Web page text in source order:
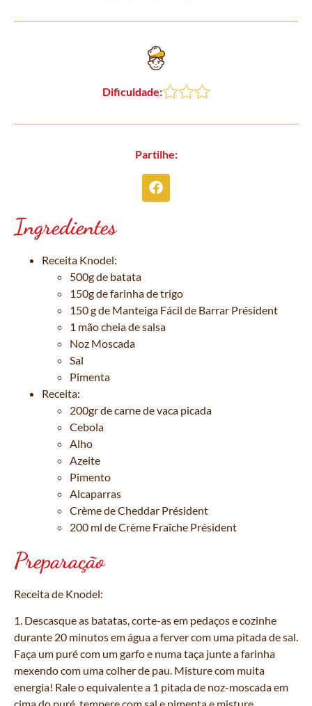
Dificuldade:
Partilhe:
Ingredientes
Receita Knodel:
500g de batata
150g de farinha de trigo
150 g de Manteiga Fácil de Barrar Président
1 mão cheia de salsa
Noz Moscada
Sal
Pimenta
Receita:
200gr de carne de vaca picada
Cebola
Alho
Azeite
Pimento
Alcaparras
Crème de Cheddar Président
200 ml de Crème Fraîche Président
Preparação
Receita de Knodel:
1. Descasque as batatas, corte-as em pedaços e cozinhe
durante 20 minutos em água a ferver com uma pitada de sal.
Faça um puré com um garfo e numa taça junte a farinha
mexendo com uma colher de pau. Misture com muita
energia! Rale o equivalente a 1 pitada de noz-moscada em